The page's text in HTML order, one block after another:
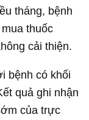
tháng, bệnh
thuốc
cải thiện.
bệnh có khối
quả ghi nhận
của trực